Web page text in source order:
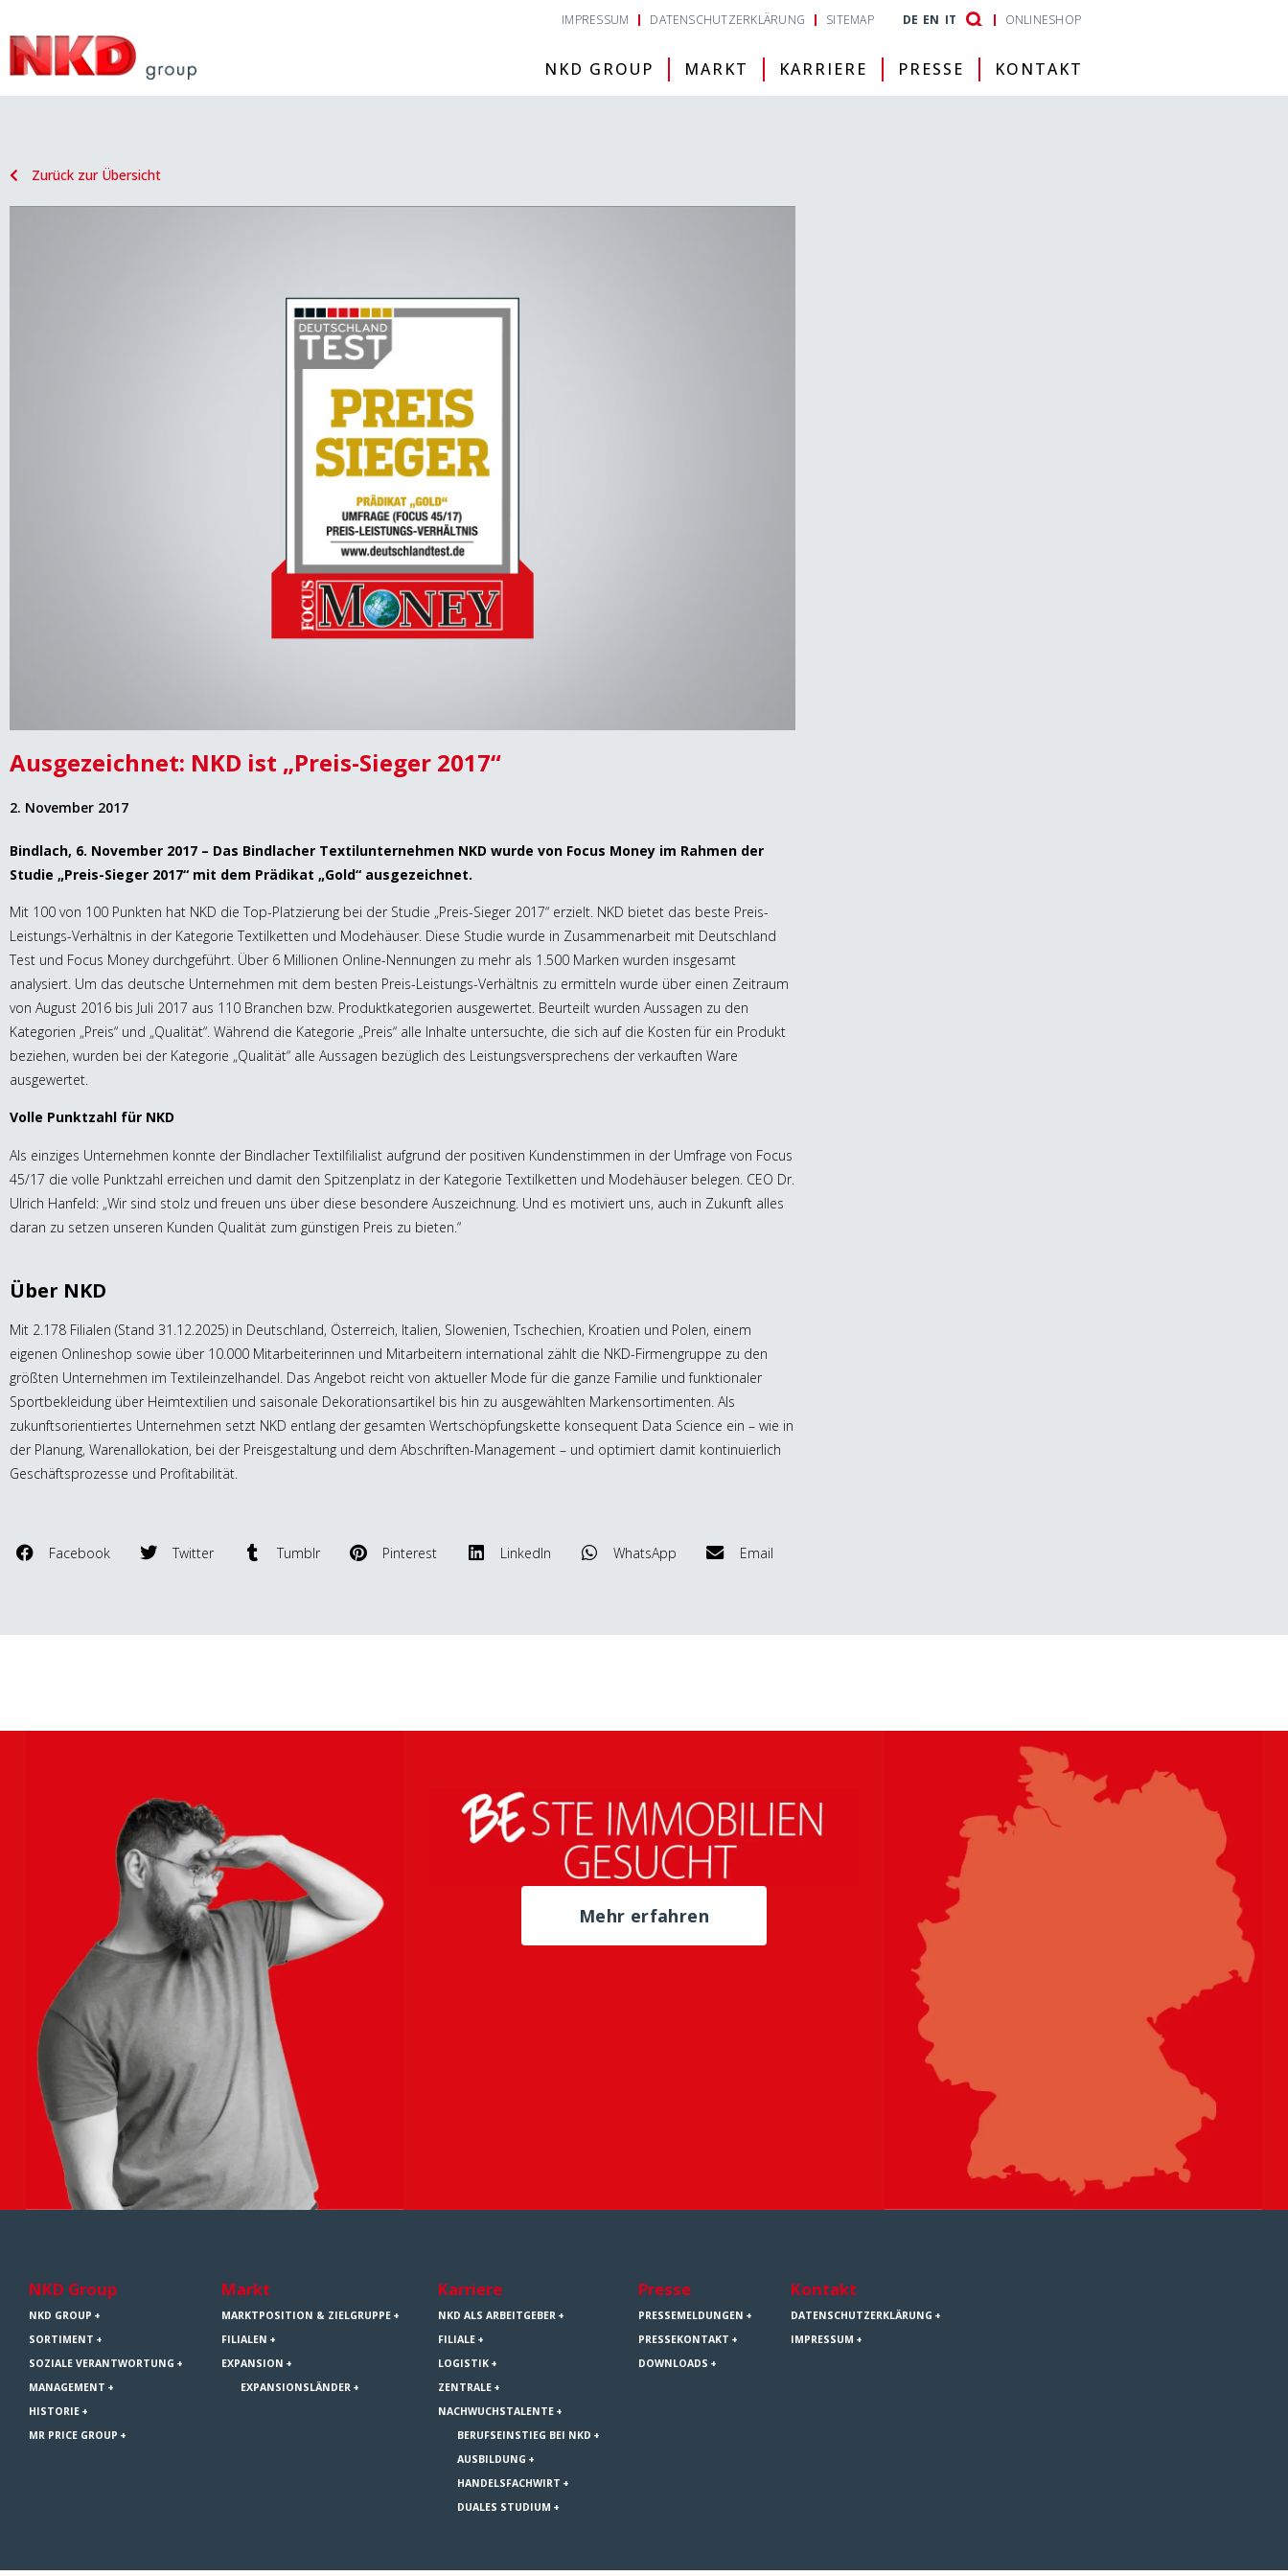
IMPRESSUM DATENSCHUTZERKLÄRUNG SITEMAP DE EN IT ONLINESHOP
NKD GROUP MARKT KARRIERE PRESSE KONTAKT
Zurück zur Übersicht
Ausgezeichnet: NKD ist „Preis-Sieger 2017“
2. November 2017
Bindlach, 6. November 2017 – Das Bindlacher Textilunternehmen NKD wurde von Focus Money im Rahmen der
Studie „Preis-Sieger 2017“ mit dem Prädikat „Gold“ ausgezeichnet.
Mit 100 von 100 Punkten hat NKD die Top-Platzierung bei der Studie „Preis-Sieger 2017“ erzielt. NKD bietet das beste Preis-
Leistungs-Verhältnis in der Kategorie Textilketten und Modehäuser. Diese Studie wurde in Zusammenarbeit mit Deutschland
Test und Focus Money durchgeführt. Über 6 Millionen Online-Nennungen zu mehr als 1.500 Marken wurden insgesamt
analysiert. Um das deutsche Unternehmen mit dem besten Preis-Leistungs-Verhältnis zu ermitteln wurde über einen Zeitraum
von August 2016 bis Juli 2017 aus 110 Branchen bzw. Produktkategorien ausgewertet. Beurteilt wurden Aussagen zu den
Kategorien „Preis“ und „Qualität“. Während die Kategorie „Preis“ alle Inhalte untersuchte, die sich auf die Kosten für ein Produkt
beziehen, wurden bei der Kategorie „Qualität“ alle Aussagen bezüglich des Leistungsversprechens der verkauften Ware
ausgewertet.
Volle Punktzahl für NKD
Als einziges Unternehmen konnte der Bindlacher Textilfilialist aufgrund der positiven Kundenstimmen in der Umfrage von Focus
45/17 die volle Punktzahl erreichen und damit den Spitzenplatz in der Kategorie Textilketten und Modehäuser belegen. CEO Dr.
Ulrich Hanfeld: „Wir sind stolz und freuen uns über diese besondere Auszeichnung. Und es motiviert uns, auch in Zukunft alles
daran zu setzen unseren Kunden Qualität zum günstigen Preis zu bieten.“
Über NKD
Mit 2.178 Filialen (Stand 31.12.2025) in Deutschland, Österreich, Italien, Slowenien, Tschechien, Kroatien und Polen, einem
eigenen Onlineshop sowie über 10.000 Mitarbeiterinnen und Mitarbeitern international zählt die NKD-Firmengruppe zu den
größten Unternehmen im Textileinzelhandel. Das Angebot reicht von aktueller Mode für die ganze Familie und funktionaler
Sportbekleidung über Heimtextilien und saisonale Dekorationsartikel bis hin zu ausgewählten Markensortimenten. Als
zukunftsorientiertes Unternehmen setzt NKD entlang der gesamten Wertschöpfungskette konsequent Data Science ein – wie in
der Planung, Warenallokation, bei der Preisgestaltung und dem Abschriften-Management – und optimiert damit kontinuierlich
Geschäftsprozesse und Profitabilität.
Facebook Twitter Tumblr Pinterest LinkedIn WhatsApp Email
Mehr erfahren
NKD Group
NKD GROUP
SORTIMENT
SOZIALE VERANTWORTUNG
MANAGEMENT
HISTORIE
MR PRICE GROUP
Markt
MARKTPOSITION & ZIELGRUPPE
FILIALEN
EXPANSION
EXPANSIONSLÄNDER
Karriere
NKD ALS ARBEITGEBER
FILIALE
LOGISTIK
ZENTRALE
NACHWUCHSTALENTE
BERUFSEINSTIEG BEI NKD
AUSBILDUNG
HANDELSFACHWIRT
DUALES STUDIUM
Presse
PRESSEMELDUNGEN
PRESSEKONTAKT
DOWNLOADS
Kontakt
DATENSCHUTZERKLÄRUNG
IMPRESSUM